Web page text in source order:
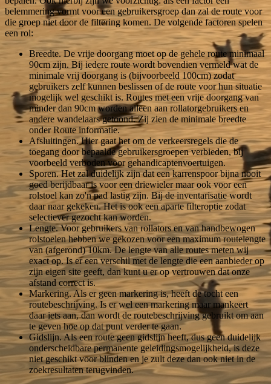
belemmering vormt voor een gebruikersgroep dan zal de route voor
die groep niet door de filtering komen. De volgende factoren spelen
een rol:
Breedte. De vrije doorgang moet op de gehele route minimaal
90cm zijn. Bij iedere route wordt bovendien vermeld wat de
minimale vrij doorgang is (bijvoorbeeld 100cm) zodat
gebruikers zelf kunnen beslissen of de route voor hun situatie
mogelijk wel geschikt is. Routes met een vrije doorgang van
minder dan 90cm worden alleen aan rollatorgebruikers en
andere wandelaars getoond. Zij zien de minimale breedte
onder Route informatie.
Afsluitingen. Hier gaat het om de verkeersregels die de
toegang door bepaalde gebruikersgroepen verbieden, bij
voorbeeld verboden voor gehandicaptenvoertuigen.
Sporen. Het zal duidelijk zijn dat een karrenspoor bijna nooit
goed berijdbaar is voor een driewieler maar ook voor een
rolstoel kan zo'n pad lastig zijn. Bij de inventarisatie wordt
daar naar gekeken. Het is ook een aparte filteroptie zodat
selectiever gezocht kan worden.
Lengte. Voor gebruikers van rollators en van handbewogen
rolstoelen hebben we gekozen voor een maximum routelengte
van (afgerond) 10km. De lengte van alle routes meten wij
exact op. Is er een verschil met de lengte die een aanbieder op
zijn eigen site geeft, dan kunt u er op vertrouwen dat onze
afstand correct is.
Markering. Als er geen markering is, heeft de tocht een
routebeschrijving. Is er wel een markering maar mankeert
daar iets aan, dan wordt de routebeschrijving gebruikt om aan
te geven hoe op dat punt verder te gaan.
Gidslijn. Als een route geen gidslijn heeft, dus geen duidelijk
onderscheidbare permanente geleidingsmogelijkheid, is deze
niet geschikt voor blinden en je zult deze dan ook niet in de
zoekresultaten terugvinden.